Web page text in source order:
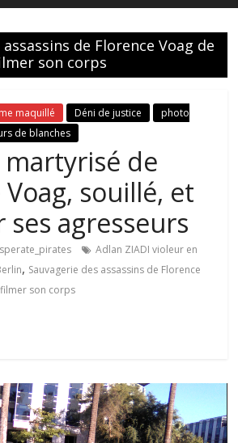
de Florence Voag de
son corps
maquillé Déni de justice
photo
de blanches
martyrisé de
souillé, et
agresseurs
Adlan ZIADI violeur en
, Sauvagerie des assassins de Florence
son corps